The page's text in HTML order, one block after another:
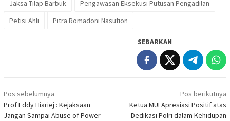
Jaksa Tilap Barbuk
Pengawasan Eksekusi Putusan Pengadilan
Petisi Ahli
Pitra Romadoni Nasution
SEBARKAN
Navigasi
pos
Pos sebelumnya
Prof Eddy Hiariej : Kejaksaan
Jangan Sampai Abuse of Power
Pos berikutnya
Ketua MUI Apresiasi Positif atas
Dedikasi Polri dalam Kehidupan